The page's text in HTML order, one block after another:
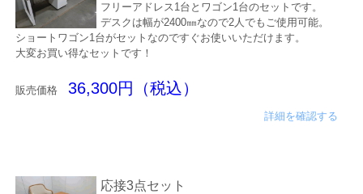
フリーアドレス1台とワゴン1台のセットです。
デスクは幅が2400㎜なので2人でもご使用可能。
ショートワゴン1台がセットなのですぐお使いいただけます。
大変お買い得なセットです！
販売価格 36,300円（税込）
詳細を確認する
応接3点セット